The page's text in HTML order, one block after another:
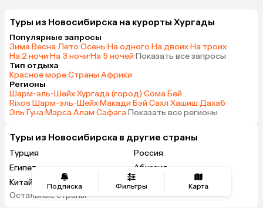
Подписка Фильтры Карта
Туры из Новосибирска на курорты Хургады
Популярные запросы
Зима·Весна·Лето·Осень·На одного·На двоих·На троих·
На 2 ночи·На 3 ночи·На 5 ночей·Показать все запросы
Тип отдыха
Красное море·Страны Африки
Регионы
Шарм-эль-Шейх·Хургада (город)·Сома Бей·
Rixos Шарм-эль-Шейх·Макади Бэй·Сахл Хашиш·Дахаб·
Эль Гуна·Марса Алам·Сафага·Показать все регионы
Туры из Новосибирска в другие страны
Турция
Россия
Египет
Абхазия
Китай
Таиланд
Вьетнам
Остальные страны